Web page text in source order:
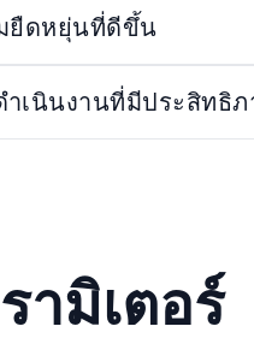
ยืดหยุ่นที่ดีขึ้น
ำเนินงานที่มีประสิทธิภ
ามิเตอร์